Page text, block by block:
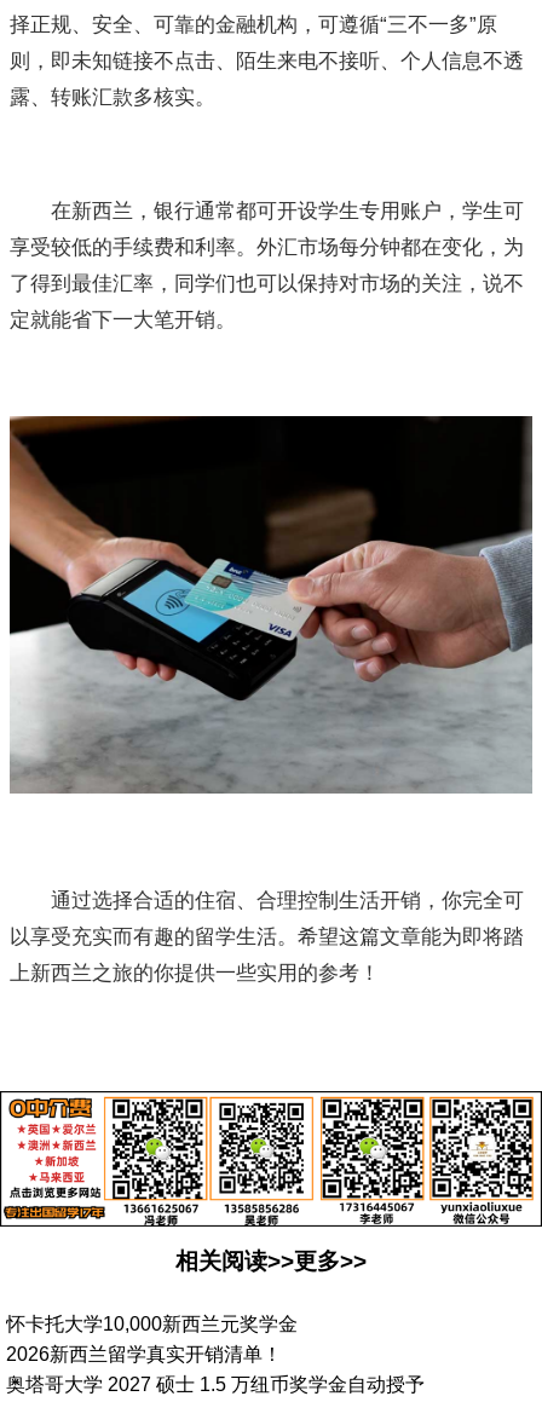
择正规、安全、可靠的金融机构，可遵循“三不一多”原
则，即未知链接不点击、陌生来电不接听、个人信息不透
露、转账汇款多核实。
在新西兰，银行通常都可开设学生专用账户，学生可
享受较低的手续费和利率。外汇市场每分钟都在变化，为
了得到最佳汇率，同学们也可以保持对市场的关注，说不
定就能省下一大笔开销。
通过选择合适的住宿、合理控制生活开销，你完全可
以享受充实而有趣的留学生活。希望这篇文章能为即将踏
上新西兰之旅的你提供一些实用的参考！
相关阅读>>更多>>
怀卡托大学10,000新西兰元奖学金
2026新西兰留学真实开销清单！
奥塔哥大学 2027 硕士 1.5 万纽币奖学金自动授予